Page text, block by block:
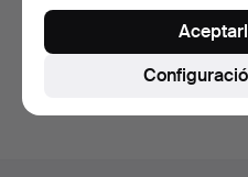
También puedes buscar en
subastas concluidas.